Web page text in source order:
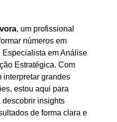
, um profissional
números em
em Análise
Estratégica. Com
interpretar grandes
estou aqui para
descobrir insights
de forma clara e